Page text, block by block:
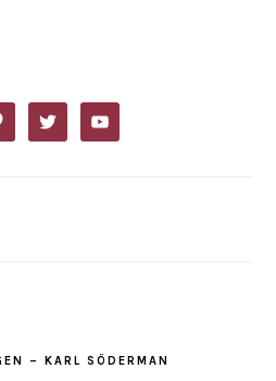
– KARL SÖDERMAN